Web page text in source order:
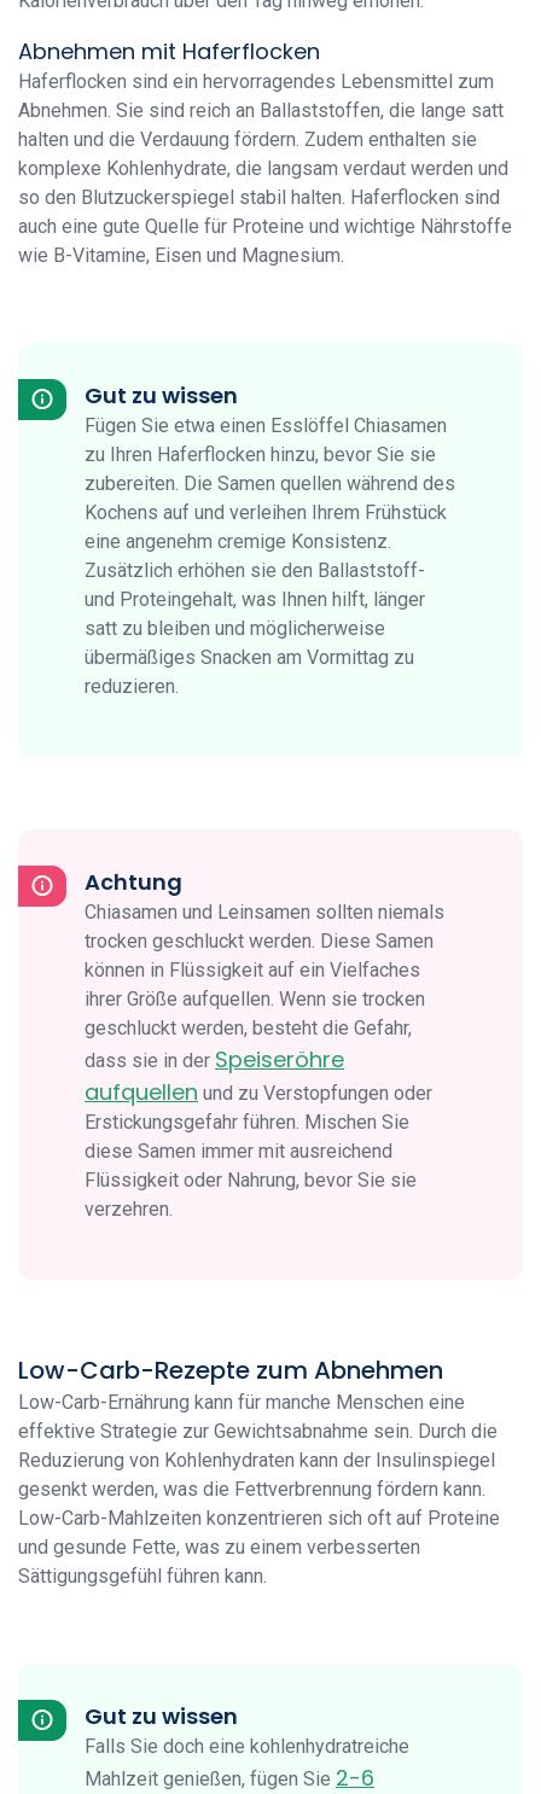
Abnehmen mit Haferflocken
Haferflocken sind ein hervorragendes Lebensmittel zum
Abnehmen. Sie sind reich an Ballaststoffen, die lange satt
halten und die Verdauung fördern. Zudem enthalten sie
komplexe Kohlenhydrate, die langsam verdaut werden und
so den Blutzuckerspiegel stabil halten. Haferflocken sind
auch eine gute Quelle für Proteine und wichtige Nährstoffe
wie B-Vitamine, Eisen und Magnesium.
Gut zu wissen
Fügen Sie etwa einen Esslöffel Chiasamen
zu Ihren Haferflocken hinzu, bevor Sie sie
zubereiten. Die Samen quellen während des
Kochens auf und verleihen Ihrem Frühstück
eine angenehm cremige Konsistenz.
Zusätzlich erhöhen sie den Ballaststoff-
und Proteingehalt, was Ihnen hilft, länger
satt zu bleiben und möglicherweise
übermäßiges Snacken am Vormittag zu
reduzieren.
Achtung
Chiasamen und Leinsamen sollten niemals
trocken geschluckt werden. Diese Samen
können in Flüssigkeit auf ein Vielfaches
ihrer Größe aufquellen. Wenn sie trocken
geschluckt werden, besteht die Gefahr,
dass sie in der Speiseröhre
aufquellen und zu Verstopfungen oder
Erstickungsgefahr führen. Mischen Sie
diese Samen immer mit ausreichend
Flüssigkeit oder Nahrung, bevor Sie sie
verzehren.
Low-Carb-Rezepte zum Abnehmen
Low-Carb-Ernährung kann für manche Menschen eine
effektive Strategie zur Gewichtsabnahme sein. Durch die
Reduzierung von Kohlenhydraten kann der Insulinspiegel
gesenkt werden, was die Fettverbrennung fördern kann.
Low-Carb-Mahlzeiten konzentrieren sich oft auf Proteine
und gesunde Fette, was zu einem verbesserten
Sättigungsgefühl führen kann.
Gut zu wissen
Falls Sie doch eine kohlenhydratreiche
Mahlzeit genießen, fügen Sie 2-6